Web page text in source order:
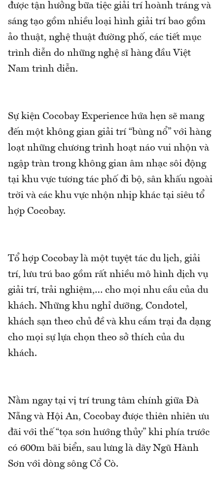
được tận hưởng bữa tiệc giải trí hoành tráng và
sáng tạo gồm nhiều loại hình giải trí bao gồm
ảo thuật, nghệ thuật đường phố, các tiết mục
trình diễn do những nghệ sĩ hàng đầu Việt
Nam trình diễn.
Sự kiện Cocobay Experience hứa hẹn sẽ mang
đến một không gian giải trí “bùng nổ” với hàng
loạt những chương trình hoạt náo vui nhộn và
ngập tràn trong không gian âm nhạc sôi động
tại khu vực tương tác phố đi bộ, sân khấu ngoài
trời và các khu vực nhộn nhịp khác tại siêu tổ
hợp Cocobay.
Tổ hợp Cocobay là một tuyệt tác du lịch, giải
trí, lưu trú bao gồm rất nhiều mô hình dịch vụ
giải trí, trải nghiệm,… cho mọi nhu cầu của du
khách. Những khu nghỉ dưỡng, Condotel,
khách sạn theo chủ đề và khu cắm trại đa dạng
cho mọi sự lựa chọn theo sở thích của du
khách.
Nằm ngay tại vị trí trung tâm chính giữa Đà
Nẵng và Hội An, Cocobay được thiên nhiên ưu
đãi với thế “tọa sơn hướng thủy” khi phía trước
có 600m bãi biển, sau lưng là dãy Ngũ Hành
Sơn với dòng sông Cổ Cò.